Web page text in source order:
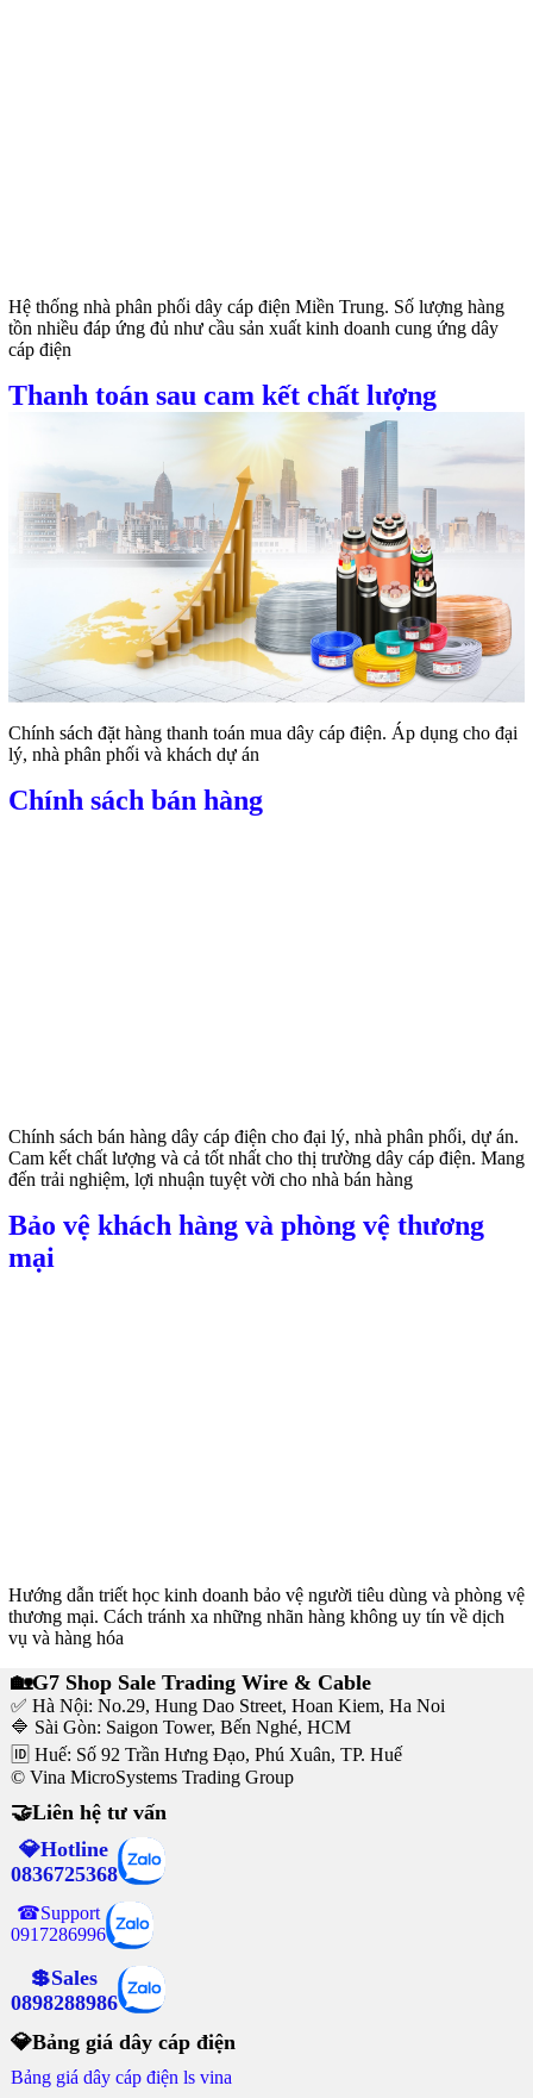
Hệ thống nhà phân phối dây cáp điện Miền Trung. Số lượng hàng
tồn nhiều đáp ứng đủ như cầu sản xuất kinh doanh cung ứng dây
cáp điện
Thanh toán sau cam kết chất lượng
Chính sách đặt hàng thanh toán mua dây cáp điện. Áp dụng cho đại
lý, nhà phân phối và khách dự án
Chính sách bán hàng
Chính sách bán hàng dây cáp điện cho đại lý, nhà phân phối, dự án.
Cam kết chất lượng và cả tốt nhất cho thị trường dây cáp điện. Mang
đến trải nghiệm, lợi nhuận tuyệt vời cho nhà bán hàng
Bảo vệ khách hàng và phòng vệ thương
mại
Hướng dẫn triết học kinh doanh bảo vệ người tiêu dùng và phòng vệ
thương mại. Cách tránh xa những nhãn hàng không uy tín về dịch
vụ và hàng hóa
🏡G7 Shop Sale Trading Wire & Cable
✅ Hà Nội: No.29, Hung Dao Street, Hoan Kiem, Ha Noi
🔷 Sài Gòn: Saigon Tower, Bến Nghé, HCM
🆔 Huế: Số 92 Trần Hưng Đạo, Phú Xuân, TP. Huế
© Vina MicroSystems Trading Group
🤝Liên hệ tư vấn
💎Hotline
0836725368
☎Support
0917286996
💲Sales
0898288986
💎Bảng giá dây cáp điện
Bảng giá dây cáp điện ls vina